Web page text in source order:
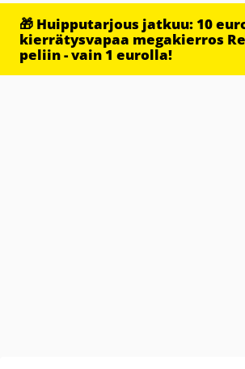
🎁 Huipputarjous jatkuu: 10
kierrätysvapaa megakierros
peliin - vain 1 eurolla!